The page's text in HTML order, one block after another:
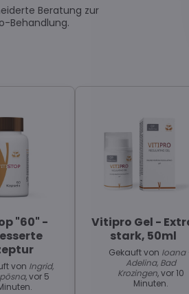
Beratung zur
Behandlung.
"60" -
von Ingrid,
, vor 5
Vitipro Gel -
stark, 50ml
Gekauft von Ioana
Adelina, Bad
Krozingen, vor 10
Minuten.